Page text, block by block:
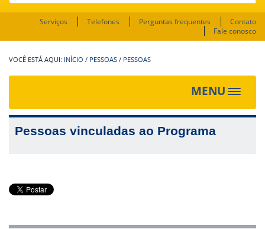
Buscar
Serviços Telefones Perguntas frequentes
Contato
Fale conosco
INÍCIO / PESSOAS / PESSOAS
MENU
Toggle
Pessoas vinculadas ao Programa